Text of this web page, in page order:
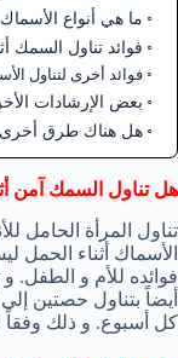
ما هي أنواع
فوائد تناول السمك
فوائد أخرى لتناول
بعض الإرشادات
هل هناك طرق أخرى
هل تناول السمك آمن
تناول المرأة الحامل
الأسماك أثناء
فوائده للأم و الطفل.
كل أسبوع. و ذلك وفقاً